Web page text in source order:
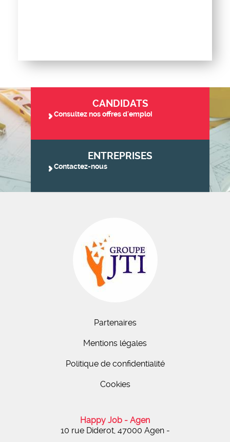
CANDIDATS
Consultez nos offres d'emploi
ENTREPRISES
Contactez-nous
Partenaires
Mentions légales
Politique de confidentialité
Cookies
Happy Job - Agen
10 rue Diderot, 47000 Agen -